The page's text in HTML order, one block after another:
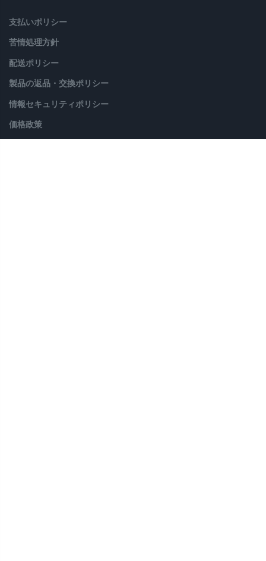
支払いポリシー
苦情処理方針
配送ポリシー
製品の返品・交換ポリシー
情報セキュリティポリシー
価格政策